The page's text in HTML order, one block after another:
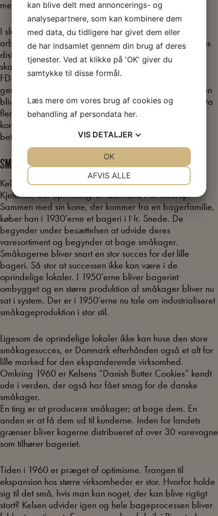
menneskehænder.
I slutningen af 1970´erne er fabrikken nedslidt og der
arbejdes med rekonstruktion af både fabrikken og dens
distribution. Så sent som i foråret 1980 lykkes det at
skaffe kapital til fabrikken, herunder et millionbeløb fra
FDB. Videreførelsen af produktionen forudsætter en
generel prisforhøjelse af fabrikkens brød, og forhøjelsen
bliver godkendt af monopoltilsynet, men ikke af FDB. Da
flere leverandører til fabrikken samtidig kræver store
kontante udbetalinger, beslutter bestyrelsen en
betalingsstandsning, der kort efter medfører lukning.
SMÅKAGEKONCERNEN KELSEN
Kelsens hjemmebageri bliver grundlagt af Marinus
Kjeldsen, der oprindeligt er købmand i St. Restrup.
Sammen med sin kone, der kommer fra en bagerfamilie,
køber han i 1930’erne et bageri i Nr. Snede. De
begynder under besættelsen at udvide deres
varesortiment og begynder at bage småkager.
Småkagerne bliver snart en stor succes for det lille
bageri. Så stor at successen ikke kan være i de
oprindelige lokaler. I 1950’erne bliver bageriet
ombygget og en større produktion af småkager bliver nu
sat i system. Der er i 1950’erne nu tale om industrialiseret
småkageproduktion i stor stil.
Ligesom de oprindelige lokaler ikke kan huse den store
småkagesucces, er Danmark efterhånden også et alt for
lille marked for den ekspanderende virksomhed.
Omkring 1960 er Kelsens “Danish Butter Cookies” kendt
ude i verden, der også har fået smag for de danske
småkager.
En ting er at producere småkager; at bage dem. En
anden er at få dem ud til kunderne. Inden for landets
grænser bliver kagerne distribueret af over 30 varevogne
som tilhører bageriet.
Tiden i 1960 er præget af optimisme. Trangen til
ekspansion hos større virksomheder er stor. Hvorfor holde
sig til det små, hvis man kan noget, der kan blive rigtigt
stort? Kelsen udvider igen og hele bageprocessen bliver
kan blive delt med annoncerings- og
analysepartnere, som kan kombinere dem
med data, du tidligere har givet dem eller
de har indsamlet gennem din brug af deres
tjenester. Ved at klikke på 'OK' giver du
samtykke til disse formål.
Læs mere om vores brug af cookies og
behandling af persondata her.
VIS DETALJER
MARKETING STATISTIK
AFVIS ALLE
OK